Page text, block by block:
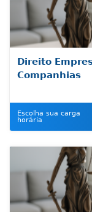
Direito
Companhias
Escolha sua carga
horária